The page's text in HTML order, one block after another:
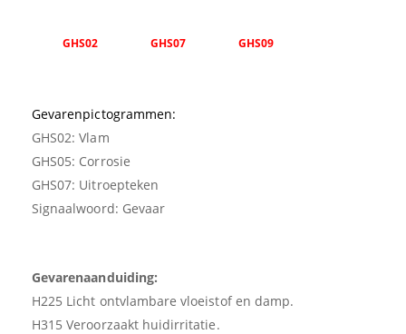
GHS02 GHS07 GHS09
Gevarenpictogrammen:
GHS02: Vlam
GHS05: Corrosie
GHS07: Uitroepteken
Signaalwoord: Gevaar
Gevarenaanduiding:
H225 Licht ontvlambare vloeistof en damp.
H315 Veroorzaakt huidirritatie.